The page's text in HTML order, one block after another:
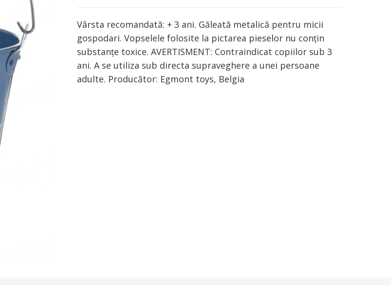
Egmont
Vârsta recomandată: + 3 ani. Găleată metalică pentru micii
gospodari. Vopselele folosite la pictarea pieselor nu conțin
substanțe toxice. AVERTISMENT: Contraindicat copiilor sub 3
ani. A se utiliza sub directa supraveghere a unei persoane
adulte. Producător: Egmont toys, Belgia